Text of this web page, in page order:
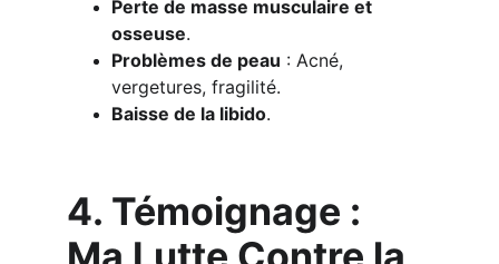
Perte de masse musculaire et
osseuse.
Problèmes de peau : Acné,
vergetures, fragilité.
Baisse de la libido.
4. Témoignage :